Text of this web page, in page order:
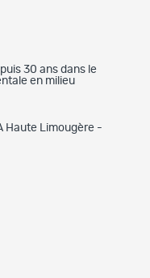
30 ans dans le
en milieu
Haute Limougère -